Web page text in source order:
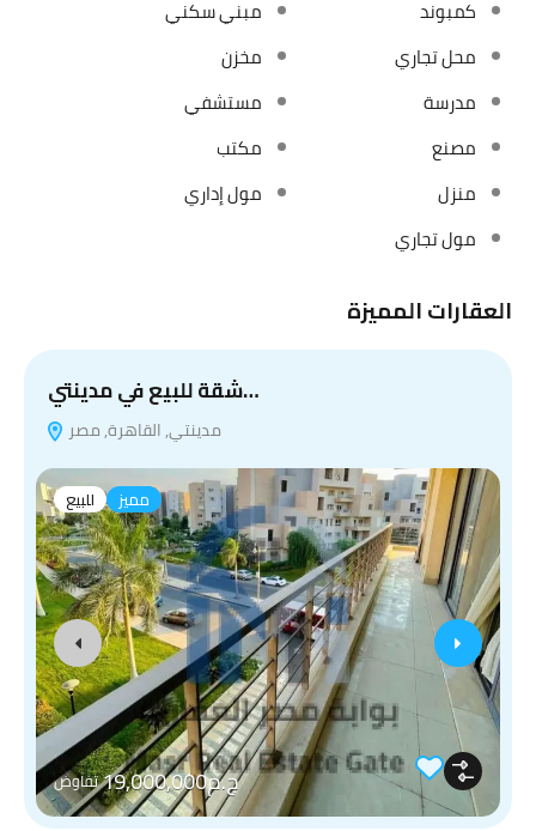
كمبوند
مبني سكني
محل تجاري
مخزن
مدرسة
مستشفي
مصنع
مكتب
منزل
مول إداري
مول تجاري
العقارات المميزة
شقة للبيع في مدينتي…
مدينتي, القاهرة, مصر
للبيع مميز
ج.م19,000,000 تفاوض